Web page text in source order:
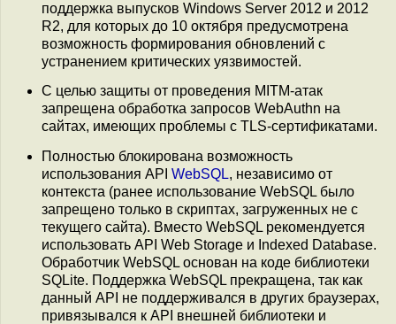
поддержка выпусков Windows Server 2012 и 2012
R2, для которых до 10 октября предусмотрена
возможность формирования обновлений с
устранением критических уязвимостей.
С целью защиты от проведения MITM-атак
запрещена обработка запросов WebAuthn на
сайтах, имеющих проблемы с TLS-сертификатами.
Полностью блокирована возможность
использования API WebSQL, независимо от
контекста (ранее использование WebSQL было
запрещено только в скриптах, загруженных не с
текущего сайта). Вместо WebSQL рекомендуется
использовать API Web Storage и Indexed Database.
Обработчик WebSQL основан на коде библиотеки
SQLite. Поддержка WebSQL прекращена, так как
данный API не поддерживался в других браузерах,
привязывался к API внешней библиотеки и